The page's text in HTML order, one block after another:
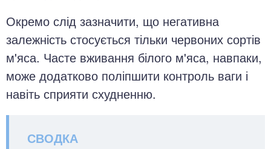
Окремо слід зазначити, що негативна
залежність стосується тільки червоних сортів
м'яса. Часте вживання білого м'яса, навпаки,
може додатково поліпшити контроль ваги і
навіть сприяти схудненню.